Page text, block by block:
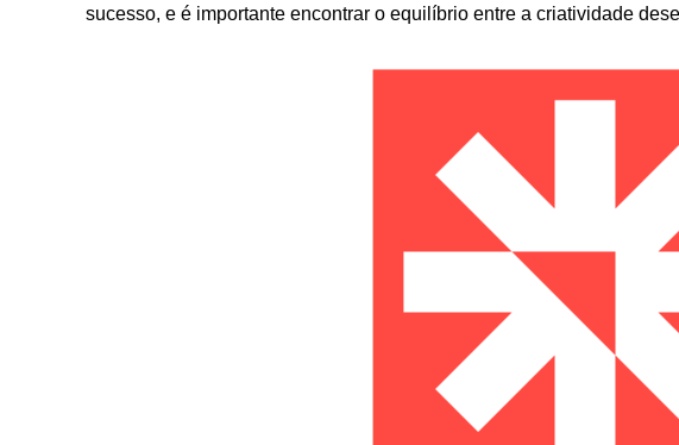
sucesso, e é importante encontrar o equilíbrio entre a criatividade